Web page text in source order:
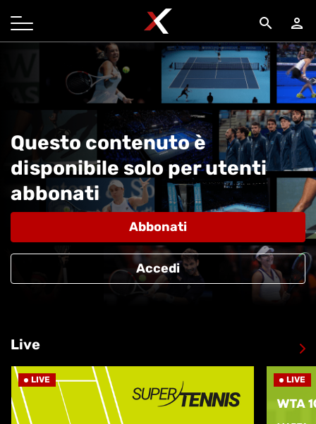
search person
Questo contenuto è
disponibile solo per utenti
abbonati
Abbonati
Accedi
Live
LIVE LIVE